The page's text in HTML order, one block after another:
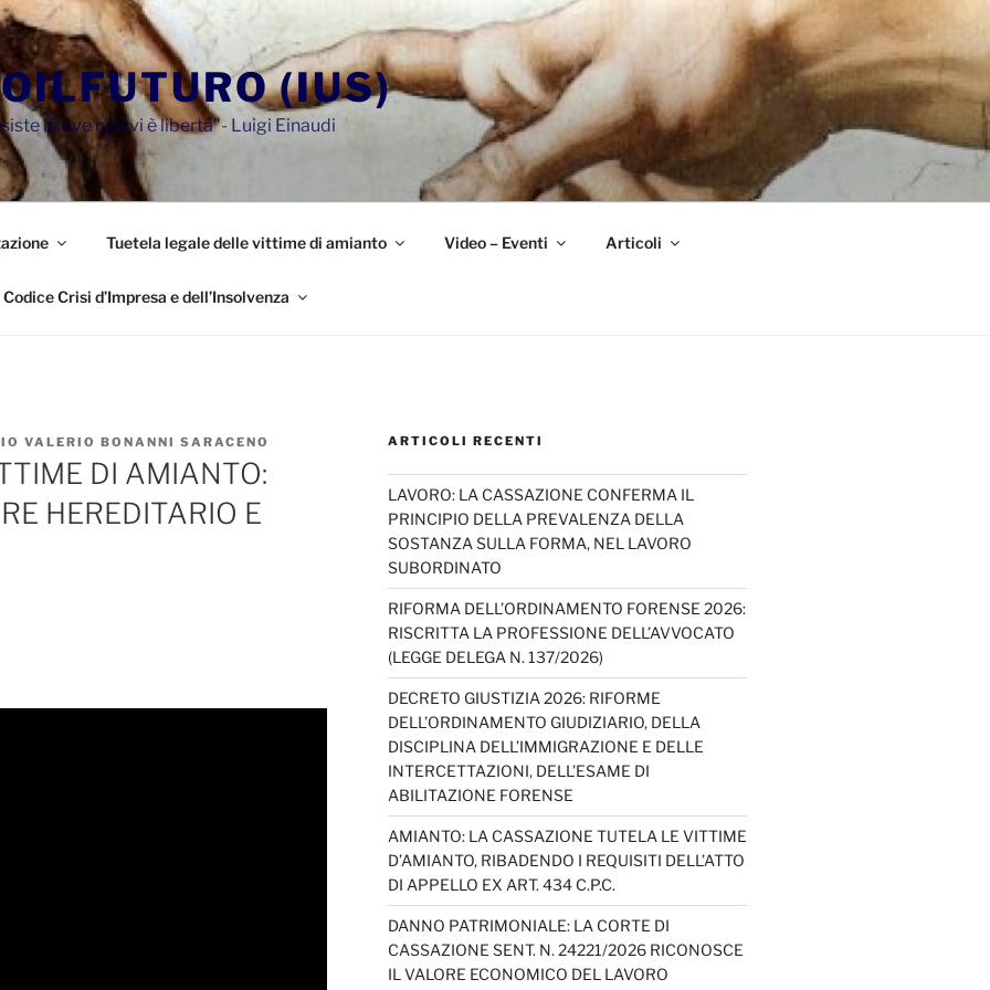
(IUS)
là ove non vi è libertà"- Luigi Einaudi
Tuetela legale delle vittime di amianto Video – Eventi Articoli
Codice Crisi d’Impresa e dell’Insolvenza
VALERIO BONANNI SARACENO
DI AMIANTO:
HEREDITARIO E
ARTICOLI RECENTI
LAVORO: LA CASSAZIONE CONFERMA IL
PRINCIPIO DELLA PREVALENZA DELLA
SOSTANZA SULLA FORMA, NEL LAVORO
SUBORDINATO
RIFORMA DELL’ORDINAMENTO FORENSE 2026:
RISCRITTA LA PROFESSIONE DELL’AVVOCATO
(LEGGE DELEGA N. 137/2026)
DECRETO GIUSTIZIA 2026: RIFORME
DELL’ORDINAMENTO GIUDIZIARIO, DELLA
DISCIPLINA DELL’IMMIGRAZIONE E DELLE
INTERCETTAZIONI, DELL’ESAME DI
ABILITAZIONE FORENSE
AMIANTO: LA CASSAZIONE TUTELA LE VITTIME
D’AMIANTO, RIBADENDO I REQUISITI DELL’ATTO
DI APPELLO EX ART. 434 C.P.C.
DANNO PATRIMONIALE: LA CORTE DI
CASSAZIONE SENT. N. 24221/2026 RICONOSCE
IL VALORE ECONOMICO DEL LAVORO